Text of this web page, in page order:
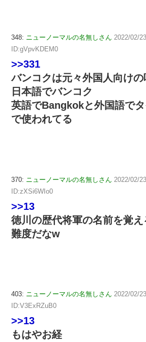
348: ニューノーマルの名無しさん 2022/02/
ID:gVpvKDEM0
>>331
バンコクは元々外国人向けの
日本語でバンコク
英語でBangkokと外国語で
で使われてる
370: ニューノーマルの名無しさん 2022/02/
ID:zXSi6WIo0
>>13
徳川の歴代将軍の名前を覚
難度だなw
403: ニューノーマルの名無しさん 2022/02/
ID:V3ExRZuB0
>>13
もはやお経